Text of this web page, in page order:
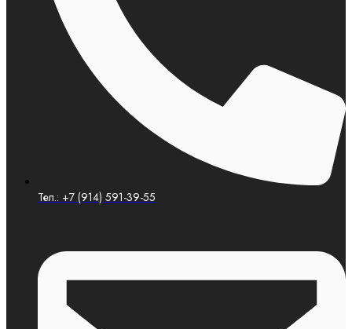
Тел.: +7 (914) 591-39-55